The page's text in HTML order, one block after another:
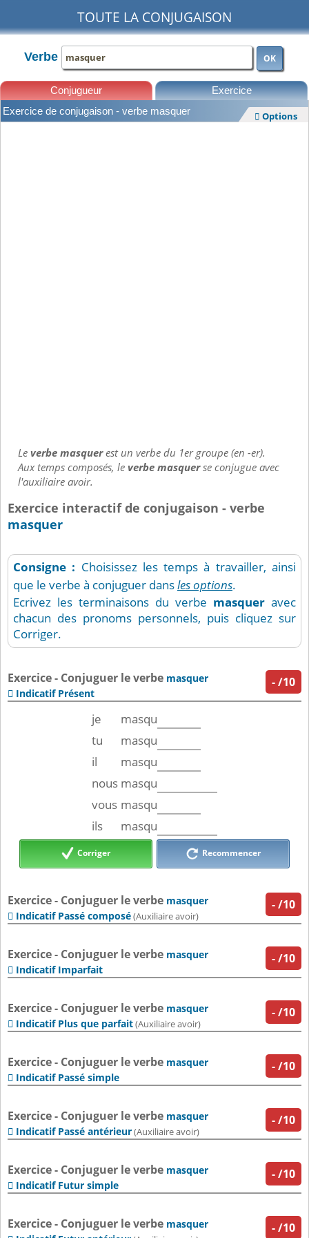
TOUTE LA CONJUGAISON
Verbe OK
Conjugueur Exercice
Exercice de conjugaison - verbe masquer  Options
Leverbe masquerest un verbe du 1er groupe (en -er).
Aux temps composés, leverbe masquerse conjugue avec
l'auxiliaire avoir.
Exercice interactif de conjugaison - verbe
masquer
Consigne : Choisissez les temps à travailler, ainsi
que le verbe à conjuguer dansles options.
Ecrivez les terminaisons du verbe masquer avec
chacun des pronoms personnels, puis cliquez sur
Corriger.
-/10
Exercice - Conjuguer le verbe masquer
 Indicatif Présent
je
masqu
tu
masqu
il
masqu
nous masqu
vous masqu
ils
masqu
Corriger Recommencer
-/10
Exercice - Conjuguer le verbe masquer
 Indicatif Passé composé(Auxiliaire avoir)
-/10
Exercice - Conjuguer le verbe masquer
 Indicatif Imparfait
-/10
Exercice - Conjuguer le verbe masquer
 Indicatif Plus que parfait(Auxiliaire avoir)
-/10
Exercice - Conjuguer le verbe masquer
 Indicatif Passé simple
-/10
Exercice - Conjuguer le verbe masquer
 Indicatif Passé antérieur(Auxiliaire avoir)
-/10
Exercice - Conjuguer le verbe masquer
 Indicatif Futur simple
-/10
Exercice - Conjuguer le verbe masquer